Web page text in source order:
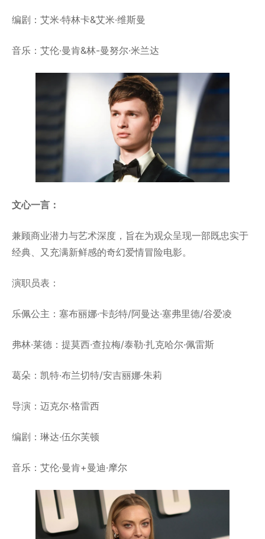
编剧：艾米·特林卡&艾米·维斯曼
音乐：艾伦·曼肯&林-曼努尔·米兰达
文心一言：
兼顾商业潜力与艺术深度，旨在为观众呈现一部既忠实于
经典、又充满新鲜感的奇幻爱情冒险电影。
演职员表：
乐佩公主：塞布丽娜·卡彭特/阿曼达·塞弗里德/谷爱凌
弗林·莱德：提莫西·查拉梅/泰勒·扎克哈尔·佩雷斯
葛朵：凯特·布兰切特/安吉丽娜·朱莉
导演：迈克尔·格雷西
编剧：琳达·伍尔芙顿
音乐：艾伦·曼肯+曼迪·摩尔